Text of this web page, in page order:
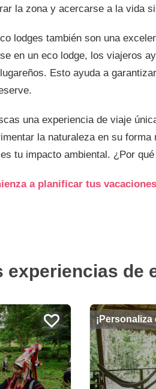
la zona y acercarse a la vida
lodges también son una
en un eco lodge, los viajeros
Esto ayuda a
una experiencia de viaje
la naturaleza en su
tu impacto ambiental. ¿Por
a planificar tus
experiencias de
¡Personaliza